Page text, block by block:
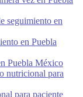
seguimiento en
en Puebla
Puebla México
nutricional para
para paciente